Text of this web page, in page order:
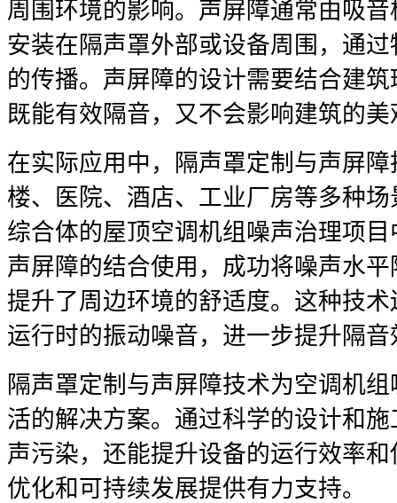
周围环境的影响。声屏障通常由吸
安装在隔声罩外部或设备周围，通
的传播。声屏障的设计需要结合建
既能有效隔音，又不会影响建筑的
在实际应用中，隔声罩定制与声屏
楼、医院、酒店、工业厂房等多种
综合体的屋顶空调机组噪声治理项
声屏障的结合使用，成功将噪声水
提升了周边环境的舒适度。这种技
运行时的振动噪音，进一步提升隔音
隔声罩定制与声屏障技术为空调机
活的解决方案。通过科学的设计和
声污染，还能提升设备的运行效率
优化和可持续发展提供有力支持。